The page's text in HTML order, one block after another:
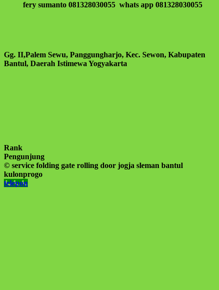
fery sumanto 081328030055 whats app 081328030055
Gg. II,Palem Sewu, Panggungharjo, Kec. Sewon, Kabupaten
Bantul, Daerah Istimewa Yogyakarta
Rank
Pengunjung
© service folding gate rolling door jogja sleman bantul
kulonprogo
telepon